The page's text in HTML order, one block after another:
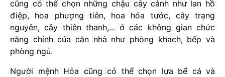
cũng có thể chọn những chậu cây cảnh như lan hồ
điệp, hoa phượng tiên, hoa hỏa tước, cây trạng
nguyên, cây thiên thanh,... ở các không gian chức
năng chính của căn nhà như phòng khách, bếp và
phòng ngủ.
Người mệnh Hỏa cũng có thể chọn lựa bể cá và